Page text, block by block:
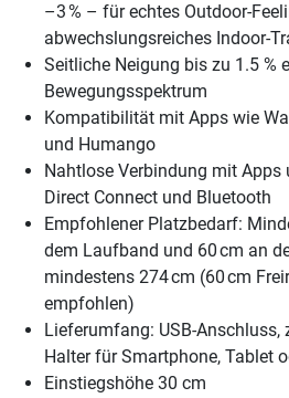
–3 % – für echtes Outdoor-
abwechslungsreiches Indoor-
Seitliche Neigung bis zu 1.5 %
Bewegungsspektrum
Kompatibilität mit Apps wie
und Humango
Nahtlose Verbindung mit Apps
Direct Connect und Bluetooth
Empfohlener Platzbedarf:
dem Laufband und 60 cm an
mindestens 274 cm (60 cm
empfohlen)
Lieferumfang: USB-Anschluss,
Halter für Smartphone, Tablet
Einstiegshöhe 30 cm